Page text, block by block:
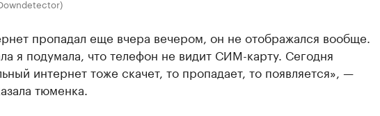
пропадал еще вчера вечером, он не отображался вообще.
я подумала, что телефон не видит СИМ-карту. Сегодня
интернет тоже скачет, то пропадает, то появляется», —
тюменка.